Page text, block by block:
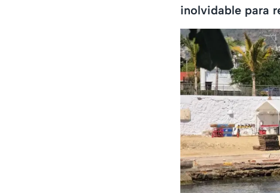
inolvidable para